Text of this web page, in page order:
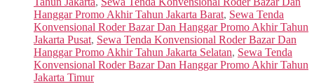
Hanggar Promo Akhir Tahun Jakarta Barat, Sewa Tenda
Konvensional Roder Bazar Dan Hanggar Promo Akhir Tahun
Jakarta Pusat, Sewa Tenda Konvensional Roder Bazar Dan
Hanggar Promo Akhir Tahun Jakarta Selatan, Sewa Tenda
Konvensional Roder Bazar Dan Hanggar Promo Akhir Tahun
Jakarta Timur